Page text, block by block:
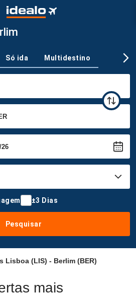
Só ida Multidestino
±3 Dias
Pesquisar
Lisboa (LIS) - Berlim (BER)
mais